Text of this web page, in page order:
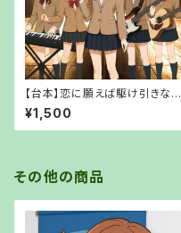
【台本】恋に願えば駆け引きなん
かいらない。【PDFでお渡し】
¥1,500
その他の商品